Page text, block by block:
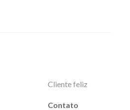
Cliente feliz
Contato